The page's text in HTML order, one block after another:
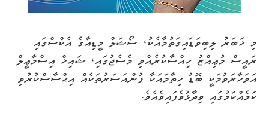
މި ޚަބަރު ލިބިވަޑައިގަތުމާއެކު، ސޯޝަލް މީޑިއާގެ އެކްސްގައި
ރައީސް މުޢިއްޒު ހިއްސާކުރެއްވި މެސެޖުގައި، ޝައިޚް އިސްމާޢީލް
އަވަހާރަވުމަކީ ބޮޑު ހިތާމައަކާ ފުންއަސަރުތަކެއް އިޙްސާސްކުރުވި
ކަމެއްކަމުގައި ވިދާޅުވެފައިވެއެވެ.